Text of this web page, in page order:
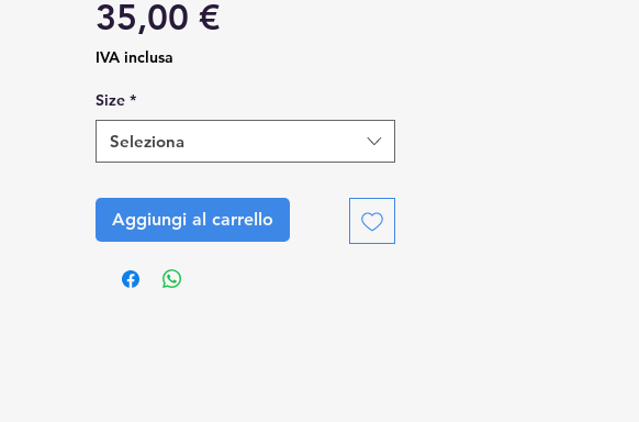
35,00 €Prezzo
IVA inclusa
Size *
Seleziona
Aggiungi al carrello